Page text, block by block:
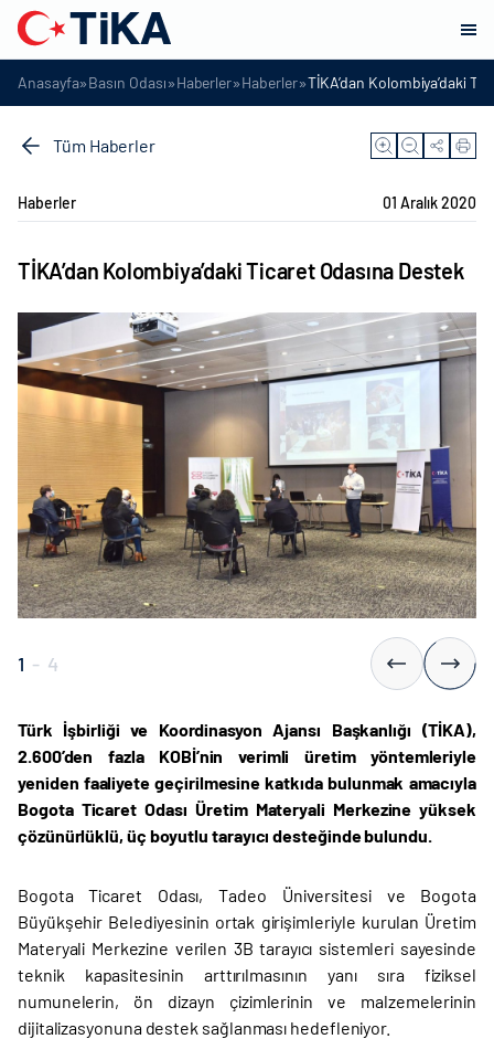
Anasayfa»Basın Odası»Haberler»Haberler»TİKA’dan Kolombiya’daki
Tüm Haberler
Haberler 01 Aralık 2020
TİKA’dan Kolombiya’daki Ticaret Odasına Destek
1 - 4
Türk İşbirliği ve Koordinasyon Ajansı Başkanlığı (TİKA),
2.600’den fazla KOBİ’nin verimli üretim yöntemleriyle
yeniden faaliyete geçirilmesine katkıda bulunmak amacıyla
Bogota Ticaret Odası Üretim Materyali Merkezine yüksek
çözünürlüklü, üç boyutlu tarayıcı desteğinde bulundu.
Bogota Ticaret Odası, Tadeo Üniversitesi ve Bogota
Büyükşehir Belediyesinin ortak girişimleriyle kurulan Üretim
Materyali Merkezine verilen 3B tarayıcı sistemleri sayesinde
teknik kapasitesinin arttırılmasının yanı sıra fiziksel
numunelerin, ön dizayn çizimlerinin ve malzemelerinin
dijitalizasyonuna destek sağlanması hedefleniyor.